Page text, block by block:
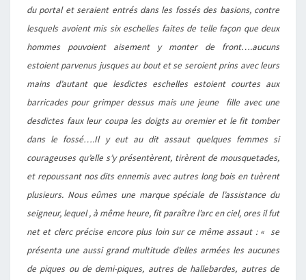
du portal et seraient entrés dans les fossés des basions, contre
lesquels avoient mis six eschelles faites de telle façon que deux
hommes pouvoient aisement y monter de front….aucuns
estoient parvenus jusques au bout et se seroient prins avec leurs
mains d’autant que lesdictes eschelles estoient courtes aux
barricades pour grimper dessus mais une jeune fille avec une
desdictes faux leur coupa les doigts au oremier et le fit tomber
dans le fossé….Il y eut au dit assaut quelques femmes si
courageuses qu’elle s’y présentèrent, tirèrent de mousquetades,
et repoussant nos dits ennemis avec autres long bois en tuèrent
plusieurs. Nous eûmes une marque spéciale de l’assistance du
seigneur, lequel , à même heure, fit paraître l’arc en ciel, ores il fut
net et clerc précise encore plus loin sur ce même assaut : « se
présenta une aussi grand multitude d’elles armées les aucunes
de piques ou de demi-piques, autres de hallebardes, autres de